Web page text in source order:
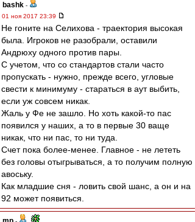
bashk -
01 ноя 2017 23:39
Не гоните на Селихова - траектория высокая
была. Игроков не разобрали, оставили
Андрюху одного против пары.
С учетом, что со стандартов стали часто
пропускать - нужно, прежде всего, угловые
свести к минимуму - стараться в аут выбить,
если уж совсем никак.
Жаль у Фе не зашло. Но хоть какой-то пас
появился у наших, а то в первые 30 ваще
никак, что ни пас, то ни туда.
Счет пока более-менее. Главное - не лететь
без головы отыгрываться, а то получим полную
авоську.
Как младшие сня - ловить свой шанс, а он и на
92 может появиться.